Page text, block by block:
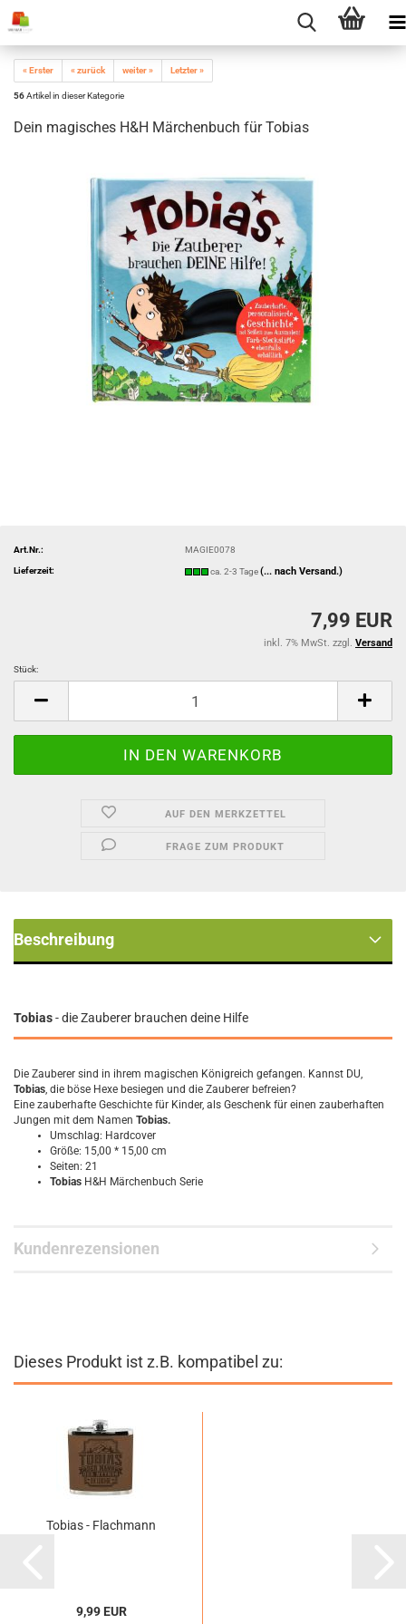
« Erster « zurück weiter » Letzter »
56Artikel in dieser Kategorie
Dein magisches H&H Märchenbuch für Tobias
Art.Nr.: MAGIE0078
Lieferzeit: ca. 2-3 Tage(... nach Versand.)
7,99 EUR
inkl. 7% MwSt. zzgl. Versand
Stück:
AUF DEN MERKZETTEL
FRAGE ZUM PRODUKT
Beschreibung
Tobias- die Zauberer brauchen deine Hilfe
Die Zauberer sind in ihrem magischen Königreich gefangen. Kannst DU,
Tobias, die böse Hexe besiegen und die Zauberer befreien?
Eine zauberhafte Geschichte für Kinder, als Geschenk für einen zauberhaften
Jungen mit dem Namen Tobias.
Umschlag: Hardcover
Größe: 15,00 * 15,00 cm
Seiten: 21
Tobias H&H Märchenbuch Serie
Kundenrezensionen
Dieses Produkt ist z.B. kompatibel zu:
Tobias - Flachmann
9,99 EUR